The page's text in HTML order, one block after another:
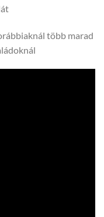
több marad